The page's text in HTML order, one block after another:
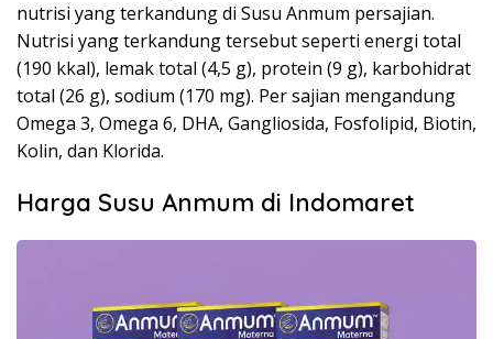
nutrisi yang terkandung di Susu Anmum persajian.
Nutrisi yang terkandung tersebut seperti energi total
(190 kkal), lemak total (4,5 g), protein (9 g), karbohidrat
total (26 g), sodium (170 mg). Per sajian mengandung
Omega 3, Omega 6, DHA, Gangliosida, Fosfolipid, Biotin,
Kolin, dan Klorida.
Harga Susu Anmum di Indomaret